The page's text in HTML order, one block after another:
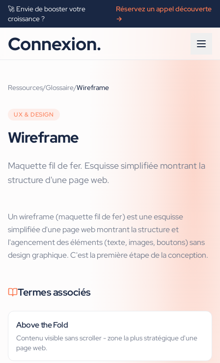
🚀 Envie de booster votre
croissance ?
Réservez un appel découverte
→
Connexion.
Ressources/Glossaire/Wireframe
UX & DESIGN
Wireframe
Maquette fil de fer. Esquisse simplifiée montrant la
structure d'une page web.
Un wireframe (maquette fil de fer) est une esquisse
simplifiée d'une page web montrant la structure et
l'agencement des éléments (texte, images, boutons) sans
design graphique. C'est la première étape de la conception.
Termes associés
Above the Fold
Contenu visible sans scroller - zone la plus stratégique d'une
page web.